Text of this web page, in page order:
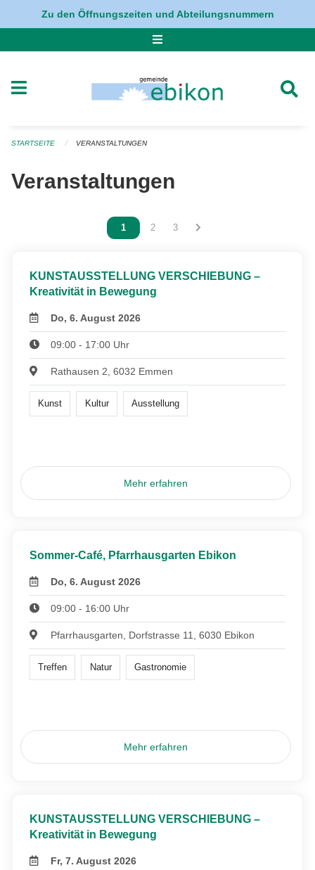
Navigation überspringen
Zu den Öffnungszeiten und Abteilungsnummern
STARTSEITE VERANSTALTUNGEN
Veranstaltungen
Vous êtes sur la page
1 Vous êtes sur la page
2 Vous êtes sur la page
3
KUNSTAUSSTELLUNG VERSCHIEBUNG –
Kreativität in Bewegung
Do, 6. August 2026
09:00 - 17:00 Uhr
Rathausen 2, 6032 Emmen
Kunst Kultur Ausstellung
Mehr erfahren
Sommer-Café, Pfarrhausgarten Ebikon
Do, 6. August 2026
09:00 - 16:00 Uhr
Pfarrhausgarten, Dorfstrasse 11, 6030 Ebikon
Treffen Natur Gastronomie
Mehr erfahren
KUNSTAUSSTELLUNG VERSCHIEBUNG –
Kreativität in Bewegung
Fr, 7. August 2026